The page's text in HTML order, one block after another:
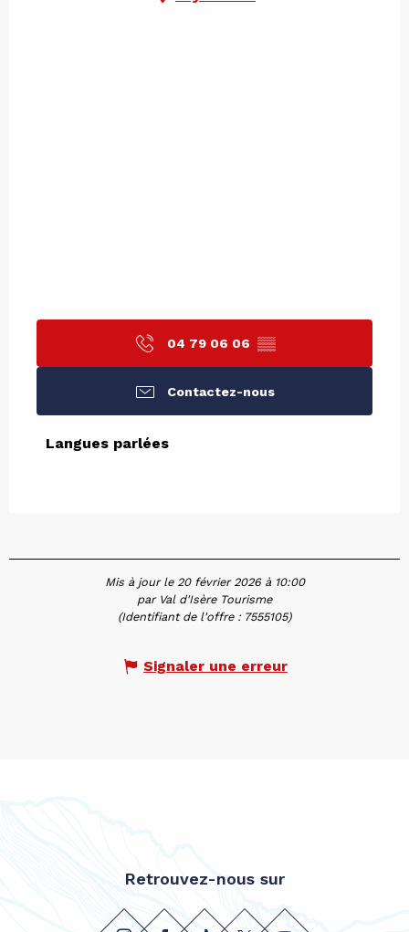
04 79 06 06 ▒▒
Contactez-nous
Langues parlées
Langues parlées
Mis à jour le 20 février 2026 à 10:00
par Val d'Isère Tourisme
(Identifiant de l'offre : 7555105)
Signaler une erreur
Retrouvez-nous sur